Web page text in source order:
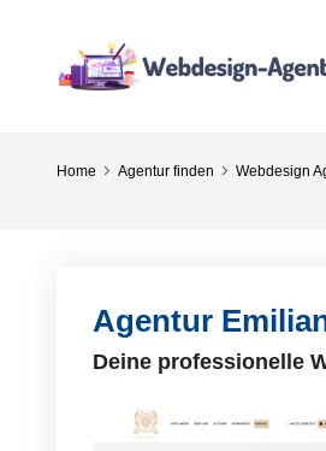
Home Agentur finden Webdesign
Agentur
Deine professionelle